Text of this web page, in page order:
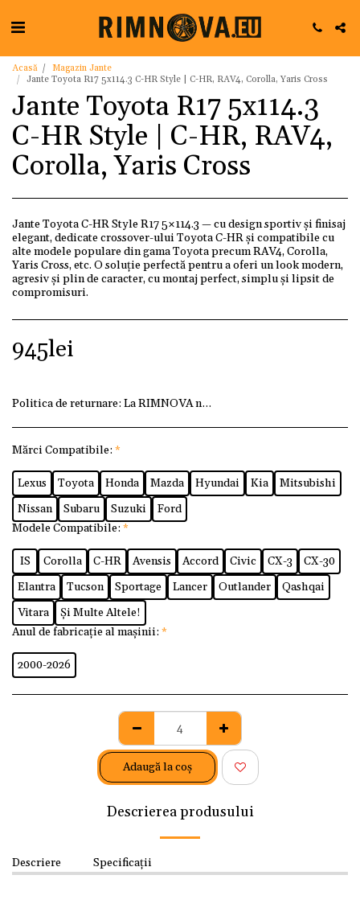
Acasă
Magazin Jante
Jante Toyota R17 5x114.3 C-HR Style | C-HR, RAV4, Corolla, Yaris Cross
Jante Toyota R17 5x114.3
C-HR Style | C-HR, RAV4,
Corolla, Yaris Cross
Jante Toyota C-HR Style R17 5×114.3 — cu design sportiv și finisaj
elegant, dedicate crossover-ului Toyota C-HR și compatibile cu
alte modele populare din gama Toyota precum RAV4, Corolla,
Yaris Cross, etc. O soluție perfectă pentru a oferi un look modern,
agresiv și plin de caracter, cu montaj perfect, simplu și lipsit de
compromisuri.
945lei
Politica de returnare: La RIMNOVA ne dorim ca fiecare
Mărci Compatibile: *
Lexus Toyota Honda Mazda Hyundai Kia
Mitsubishi
Nissan
Subaru Suzuki
Ford
Modele Compatibile: *
IS Corolla C-HR Avensis Accord Civic CX-3
CX-30
Elantra
Tucson Sportage Lancer Outlander
Qashqai
Vitara
Și Multe Altele!
Anul de fabricație al mașinii: *
2000-2026
Adaugă la coş
Descrierea produsului
Descriere Specificații